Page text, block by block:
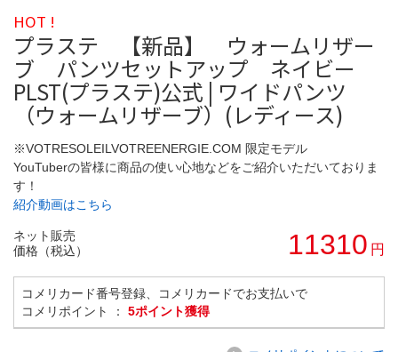
HOT !
プラステ 【新品】 ウォームリザー
ブ パンツセットアップ ネイビー
PLST(プラステ)公式 | ワイドパンツ
（ウォームリザーブ）(レディース)
※VOTRESOLEILVOTREENERGIE.COM 限定モデル
YouTuberの皆様に商品の使い心地などをご紹介いただいておりま
す！
紹介動画はこちら
ネット販売
価格（税込）
11310 円
コメリカード番号登録、コメリカードでお支払いで
コメリポイント ： 5ポイント獲得